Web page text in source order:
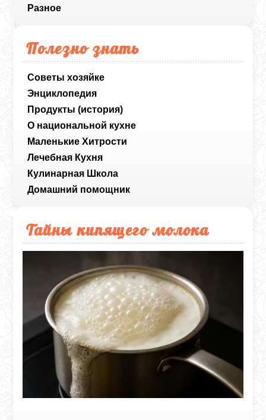
Разное
Полезно знать
Советы хозяйке
Энциклопедия
Продукты (история)
О национальной кухне
Маленькие Хитрости
Лечебная Кухня
Кулинарная Школа
Домашний помощник
Тайны кипящего молока